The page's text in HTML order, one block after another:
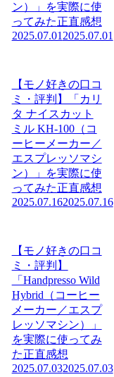
ン）」を実際に使
ってみた正直感想
2025.07.01 2025.07.01
【モノ好きの口コ
ミ・評判】「カリ
タ ナイスカット
ミル KH-100（コ
ーヒーメーカー／
エスプレッソマシ
ン）」を実際に使
ってみた正直感想
2025.07.162025.07.16
【モノ好きの口コ
ミ・評判】
「Handpresso Wild
Hybrid（コーヒー
メーカー／エスプ
レッソマシン）」
を実際に使ってみ
た正直感想
2025.07.032025.07.03